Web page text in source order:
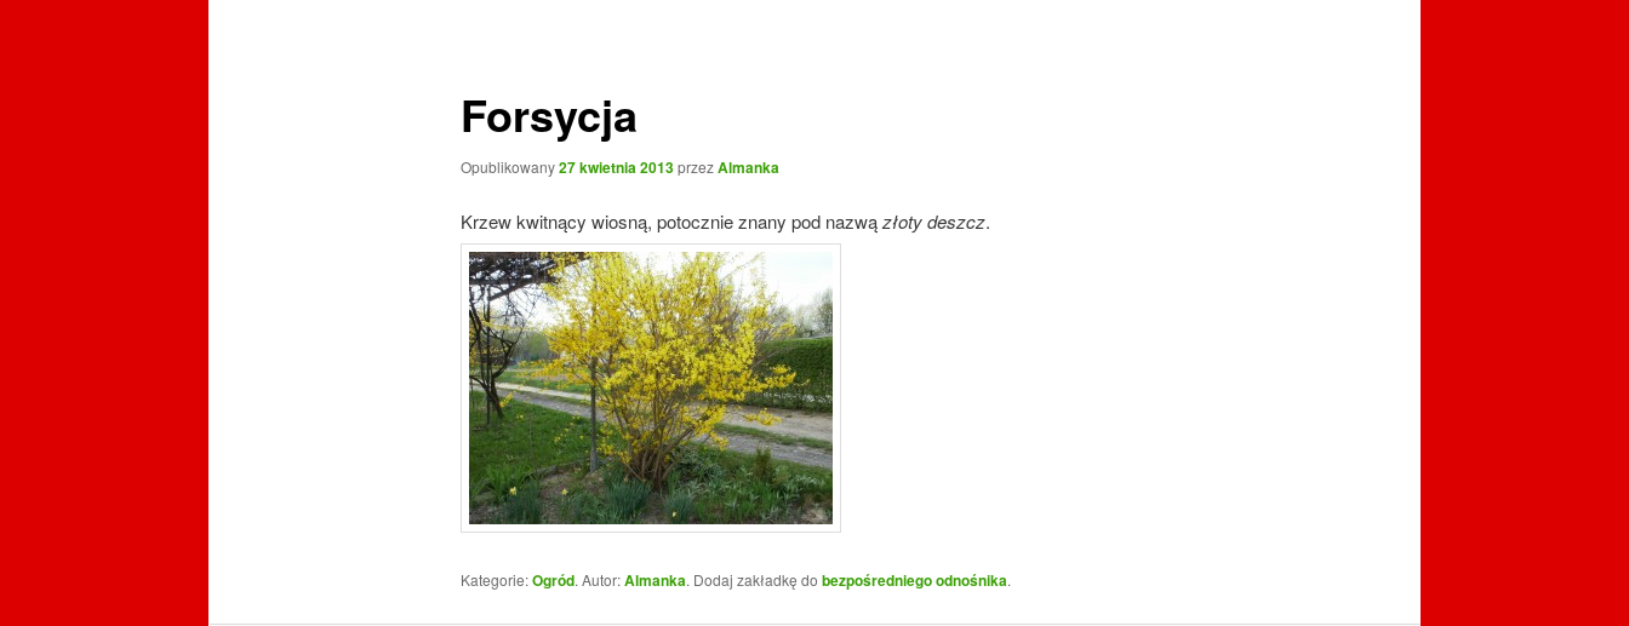
Forsycja
Opublikowany27 kwietnia 2013przezAlmanka
Krzew kwitnący wiosną, potocznie znany pod nazwązłoty deszcz.
Kategorie:Ogród. Autor:Almanka. Dodaj zakładkę do bezpośredniego odnośnika.